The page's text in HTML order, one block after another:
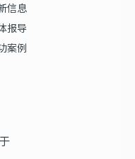
信息
报导
案例